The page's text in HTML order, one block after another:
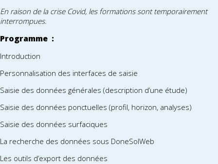
En raison de la crise Covid, les formations sont temporairement
interrompues.
Programme :
Introduction
Personnalisation des interfaces de saisie
Saisie des données générales (description d’une étude)
Saisie des données ponctuelles (profil, horizon, analyses)
Saisie des données surfaciques
La recherche des données sous DoneSolWeb
Les outils d’export des données